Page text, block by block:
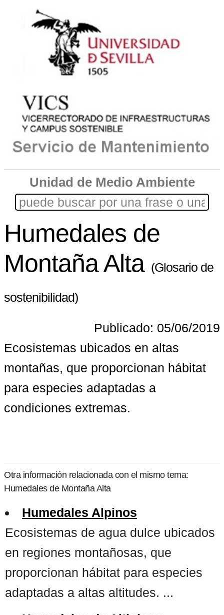
Unidad de Medio Ambiente
Humedales de
Montaña Alta (Glosario de
sostenibilidad)
Publicado: 05/06/2019
Ecosistemas ubicados en altas
montañas, que proporcionan hábitat
para especies adaptadas a
condiciones extremas.
Otra información relacionada con el mismo tema:
Humedales de Montaña Alta
Humedales Alpinos
Ecosistemas de agua dulce ubicados
en regiones montañosas, que
proporcionan hábitat para especies
adaptadas a altas altitudes. ...